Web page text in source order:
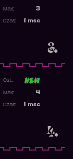
3.
3
Max:
msc
Czas:
4.
Ost:
4
Max:
msc
Czas: